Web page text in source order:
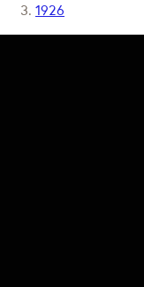
1926